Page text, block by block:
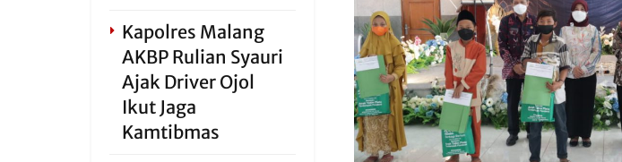
Kapolres Malang
AKBP Rulian Syauri
Ajak Driver Ojol
Ikut Jaga
Kamtibmas